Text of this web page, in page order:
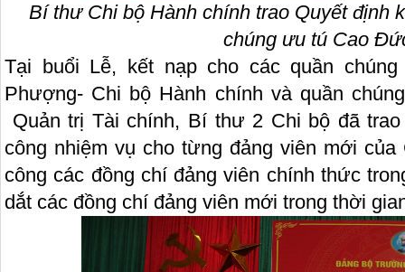
Bí thư Chi bộ Hành chính trao Quyết định
chúng ưu tú Cao
Tại buổi Lễ, kết nạp cho các quần
Phượng- Chi bộ Hành chính và quần
Quản trị Tài chính, Bí thư 2 Chi bộ đã
công nhiệm vụ cho từng đảng viên mới
công các đồng chí đảng viên chính thức
dắt các đồng chí đảng viên mới trong thời